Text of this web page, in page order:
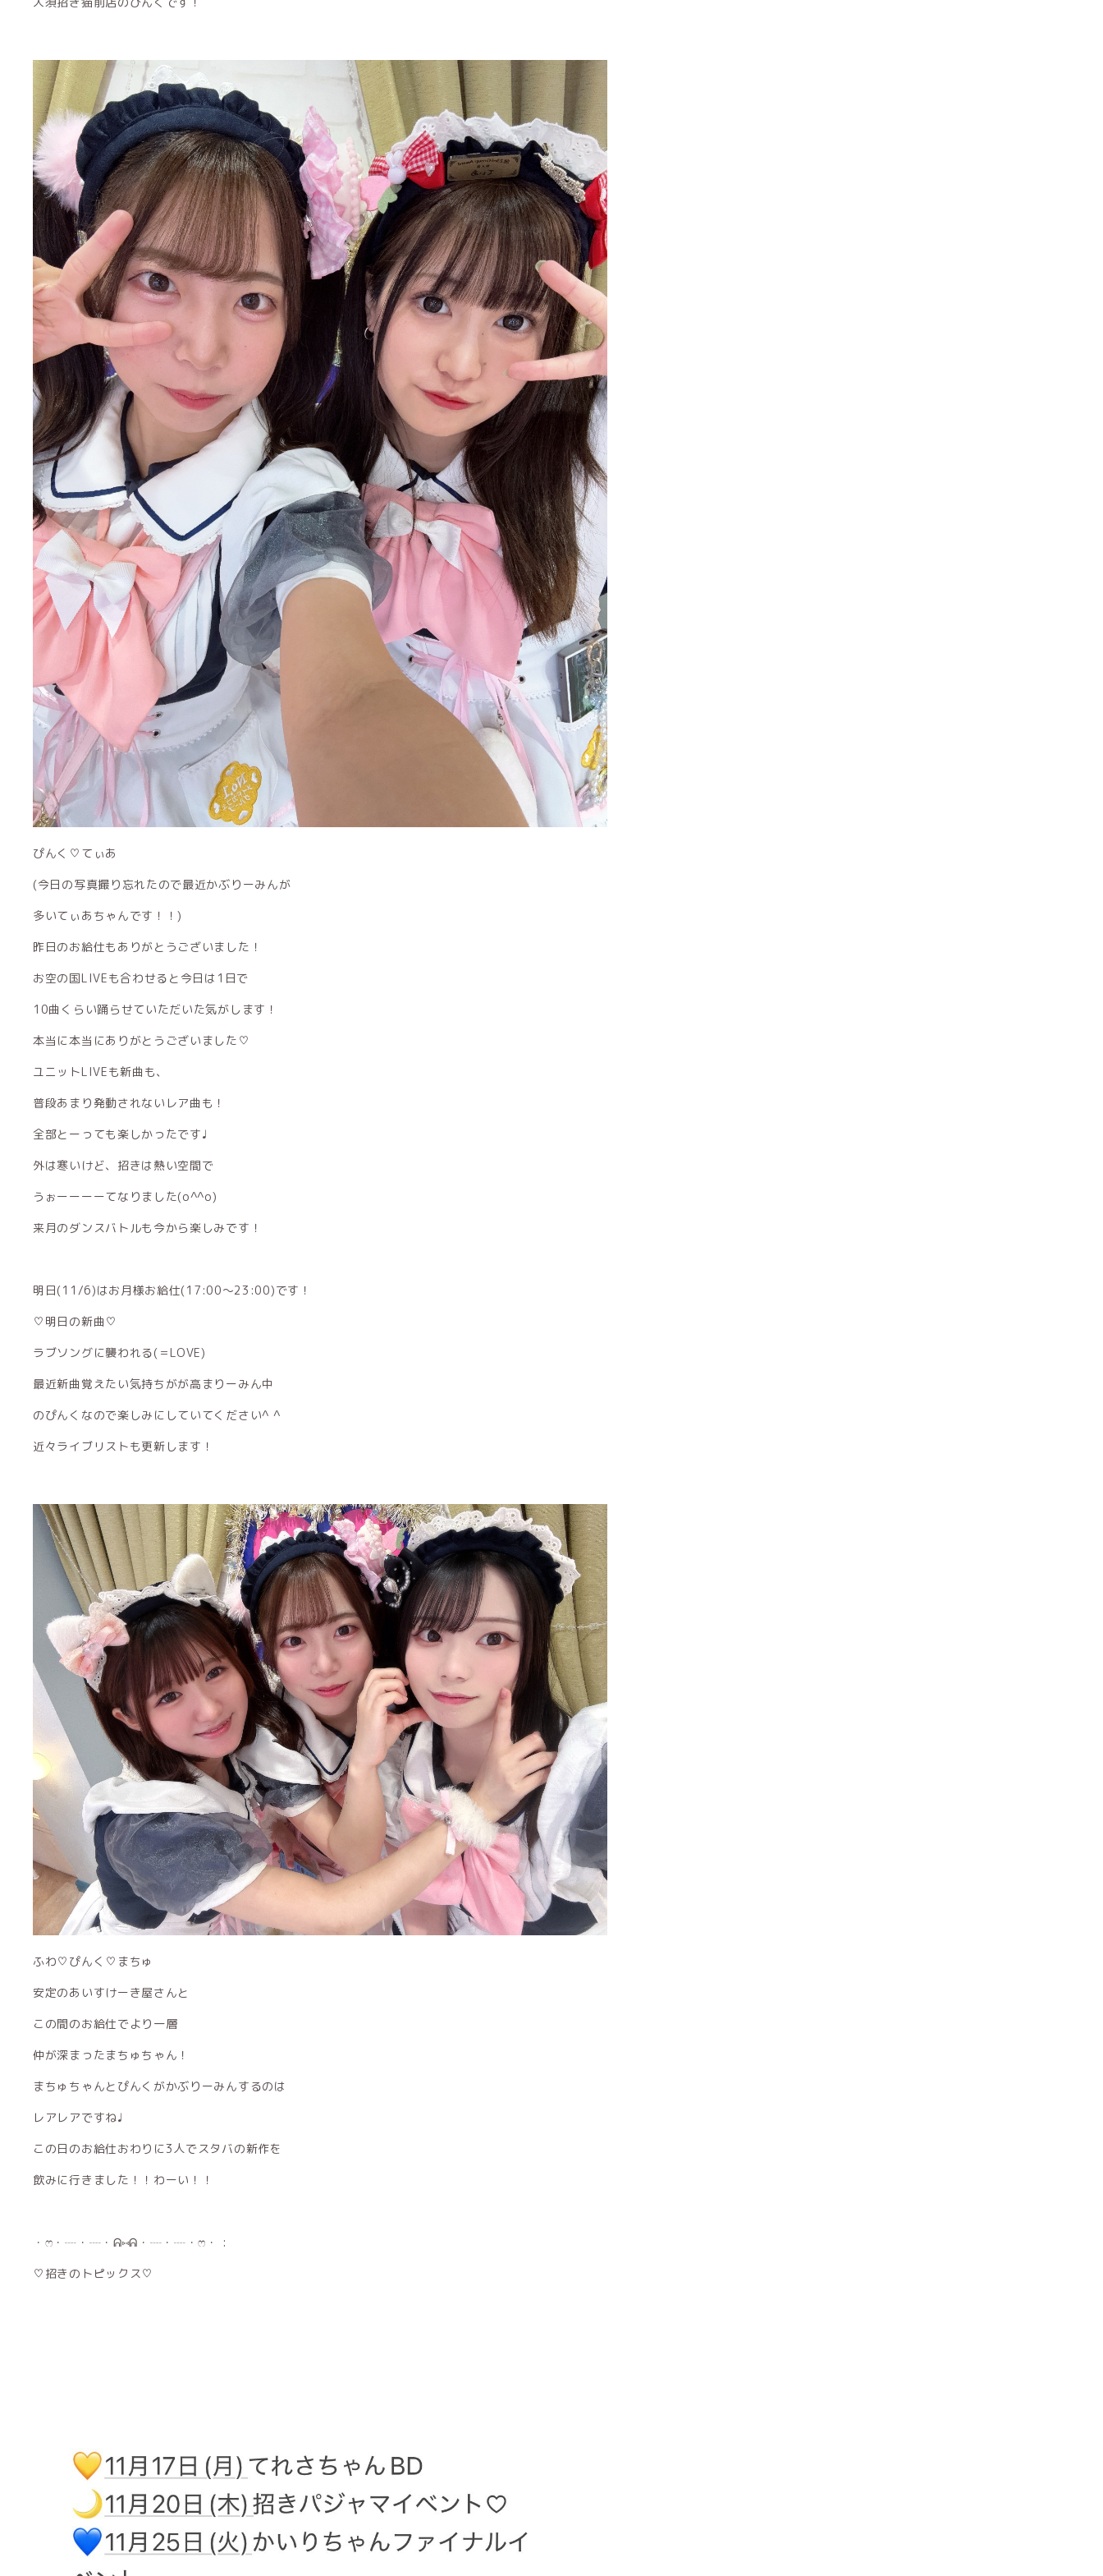
ぴんく♡てぃあ
(今日の写真撮り忘れたので最近かぶりーみんが
多いてぃあちゃんです！！)
昨日のお給仕もありがとうございました！
お空の国LIVEも合わせると今日は1日で
10曲くらい踊らせていただいた気がします！
本当に本当にありがとうございました♡
ユニットLIVEも新曲も、
普段あまり発動されないレア曲も！
全部とーっても楽しかったです♩
外は寒いけど、招きは熱い空間で
うぉーーーーてなりました(o^^o)
来月のダンスバトルも今から楽しみです！
明日(11/6)はお月様お給仕(17:00〜23:00)です！
♡明日の新曲♡
ラブソングに襲われる(＝LOVE)
最近新曲覚えたい気持ちがが高まりーみん中
のぴんくなので楽しみにしていてください^ ^
近々ライブリストも更新します！
ふわ♡ぴんく♡まちゅ
安定のあいすけーき屋さんと
この間のお給仕でより一層
仲が深まったまちゅちゃん！
まちゅちゃんとぴんくがかぶりーみんするのは
レアレアですね♩
この日のお給仕おわりに3人でスタバの新作を
飲みに行きました！！わーい！！
・ෆ・┈・┈・ᕱ⑅ᕱ・┈・┈・ෆ・ :
♡招きのトピックス♡